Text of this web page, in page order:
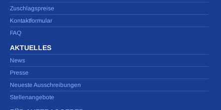
Zuschlagspreise
Kontaktformular
FAQ
AKTUELLES
News
Presse
Neueste Ausschreibungen
Stellenangebote